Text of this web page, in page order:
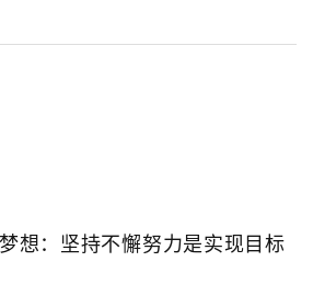
想：坚持不懈努力是实现目标